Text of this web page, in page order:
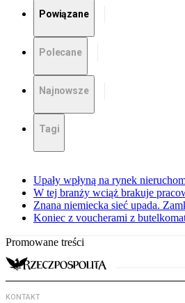
Powiązane
Polecane
Najnowsze
Tagi
Upały wpłyną na rynek
W tej branży wciąż brakuje
Znana niemiecka sieć upada.
Koniec z voucherami z
Promowane treści
KONTAKT